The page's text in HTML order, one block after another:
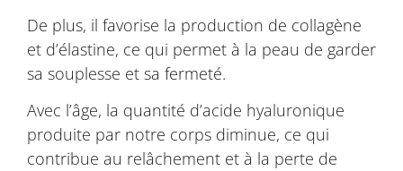
De plus, il favorise la production de collagène
et d’élastine, ce qui permet à la peau de garder
sa souplesse et sa fermeté.
Avec l’âge, la quantité d’acide hyaluronique
produite par notre corps diminue, ce qui
contribue au relâchement et à la perte de